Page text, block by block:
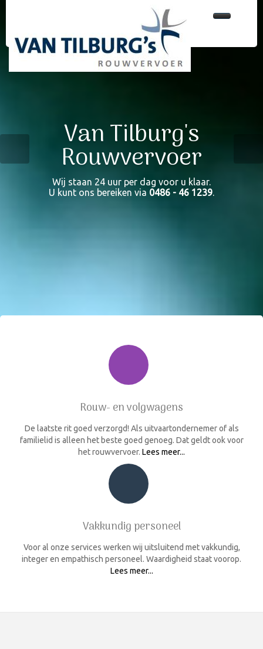
Van Tilburg's
Rouwvervoer
Wij staan 24 uur per dag voor u klaar.
U kunt ons bereiken via 0486 - 46 1239.
Rouw- en volgwagens
Wij verzorgen rouwvervoer door geheel Nederland.
volgauto’s.
Bekwaam personeel
Van Tilburg's Rouwservice beschikt over uitermate
zoals professionele (studenten)dragers.
Rouw- en volgwagens
De laatste rit goed verzorgd! Als uitvaartondernemer of als
familielid is alleen het beste goed genoeg. Dat geldt ook voor
het rouwvervoer. Lees meer...
Vakkundig personeel
Voor al onze services werken wij uitsluitend met vakkundig,
integer en empathisch personeel. Waardigheid staat voorop.
Lees meer...
Onze partners